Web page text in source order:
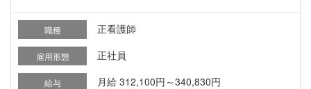
職種 正看護師
雇用形態 正社員
給与 月給 312,100円～340,830円